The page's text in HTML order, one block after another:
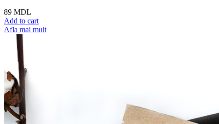
89 MDL
Add to cart
Afla mai mult